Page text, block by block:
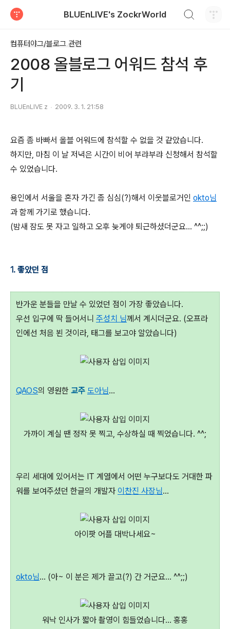
BLUEnLIVE's ZockrWorld
컴퓨터야그/블로그 관련
2008 올블로그 어워드 참석 후
기
BLUEnLIVE z 2009. 3. 1. 21:58
요즘 좀 바빠서 올블 어워드에 참석할 수 없을 것 같았습니다.
하지만, 마침 이 날 저녁은 시간이 비어 부랴부랴 신청해서 참석할
수 있었습니다.
용인에서 서울을 혼자 가긴 좀 심심(?)해서 이웃블로거인 okto님
과 함께 가기로 했습니다.
(밤새 잠도 못 자고 일하고 오후 늦게야 퇴근하셨더군요... ^^;;)
1. 좋았던 점
반가운 분들을 만날 수 있었던 점이 가장 좋았습니다.
우선 입구에 딱 들어서니 주성치 님께서 계시더군요. (오프라
인에선 처음 뵌 것이라, 태그를 보고야 알았습니다)
QAOS의 영원한 교주 도아님...
가까이 계실 땐 정작 못 찍고, 수상하실 때 찍었습니다. ^^;
우리 세대에 있어서는 IT 계열에서 어떤 누구보다도 거대한 파
워를 보여주셨던 한글의 개발자 이찬진 사장님...
아이팟 어플 대박나세요~
okto님... (아~ 이 분은 제가 끌고(?) 간 거군요... ^^;;)
워낙 인사가 짧아 촬영이 힘들었습니다... 홍홍